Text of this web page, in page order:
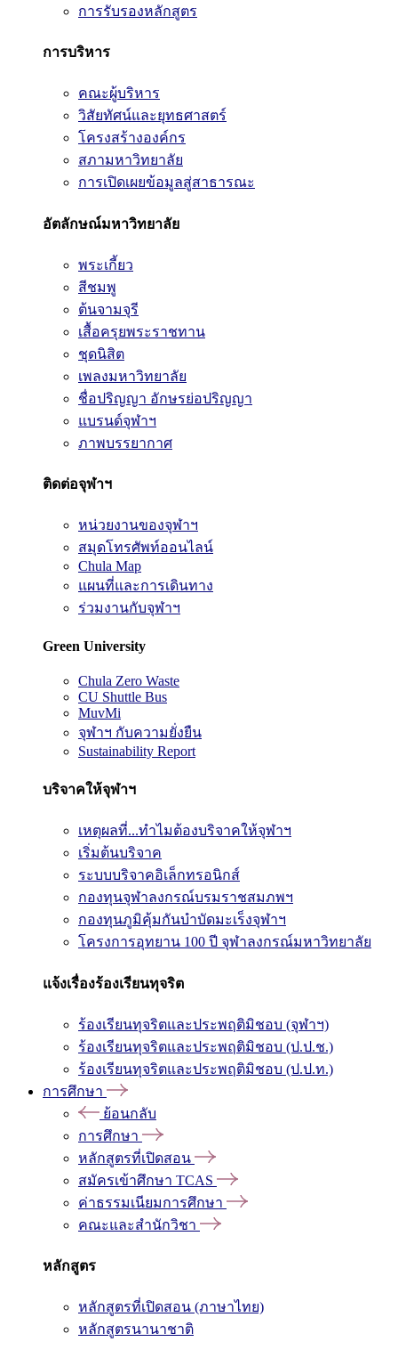
การรับรองหลักสูตร
การบริหาร
คณะผู้บริหาร
วิสัยทัศน์และยุทธศาสตร์
โครงสร้างองค์กร
สภามหาวิทยาลัย
การเปิดเผยข้อมูลสู่สาธารณะ
อัตลักษณ์มหาวิทยาลัย
พระเกี้ยว
สีชมพู
ต้นจามจุรี
เสื้อครุยพระราชทาน
ชุดนิสิต
เพลงมหาวิทยาลัย
ชื่อปริญญา อักษรย่อปริญญา
แบรนด์จุฬาฯ
ภาพบรรยากาศ
ติดต่อจุฬาฯ
หน่วยงานของจุฬาฯ
สมุดโทรศัพท์ออนไลน์
Chula Map
แผนที่และการเดินทาง
ร่วมงานกับจุฬาฯ
Green University
Chula Zero Waste
CU Shuttle Bus
MuvMi
จุฬาฯ กับความยั่งยืน
Sustainability Report
บริจาคให้จุฬาฯ
เหตุผลที่...ทำไมต้องบริจาคให้จุฬาฯ
เริ่มต้นบริจาค
ระบบบริจาคอิเล็กทรอนิกส์
กองทุนจุฬาลงกรณ์บรมราชสมภพฯ
กองทุนภูมิคุ้มกันบำบัดมะเร็งจุฬาฯ
โครงการอุทยาน 100 ปี จุฬาลงกรณ์มหาวิทยาลัย
แจ้งเรื่องร้องเรียนทุจริต
ร้องเรียนทุจริตและประพฤติมิชอบ (จุฬาฯ)
ร้องเรียนทุจริตและประพฤติมิชอบ (ป.ป.ช.)
ร้องเรียนทุจริตและประพฤติมิชอบ (ป.ป.ท.)
การศึกษา
ย้อนกลับ
การศึกษา
หลักสูตรที่เปิดสอน
สมัครเข้าศึกษา TCAS
ค่าธรรมเนียมการศึกษา
คณะและสำนักวิชา
หลักสูตร
หลักสูตรที่เปิดสอน (ภาษาไทย)
หลักสูตรนานาชาติ